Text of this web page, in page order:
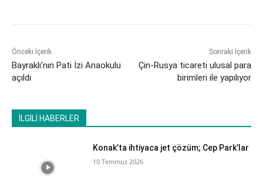
Önceki İçerik
Bayraklı’nın Pati İzi Anaokulu
açıldı
Sonraki İçerik
Çin-Rusya ticareti ulusal para
birimleri ile yapılıyor
İLGİLİ HABERLER
Konak’ta ihtiyaca jet çözüm; Cep Park’lar
10 Temmuz 2026